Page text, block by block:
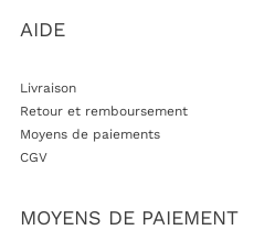
AIDE
Livraison
Retour et remboursement
Moyens de paiements
CGV
MOYENS DE PAIEMENT